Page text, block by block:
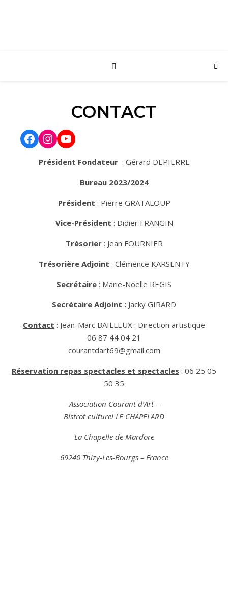
CONTACT
Président Fondateur: Gérard DEPIERRE
Bureau 2023/2024
Président : Pierre GRATALOUP
Vice-Président : Didier FRANGIN
Trésorier : Jean FOURNIER
Trésorière Adjoint : Clémence KARSENTY
Secrétaire : Marie-Noëlle REGIS
Secrétaire Adjoint : Jacky GIRARD
Contact : Jean-Marc BAILLEUX : Direction artistique
06 87 44 04 21
courantdart69@gmail.com
Réservation repas spectacles et spectacles : 06 25 05
50 35
Association Courant d’Art –
Bistrot culturel LE CHAPELARD
La Chapelle de Mardore
69240 Thizy-Les-Bourgs – France